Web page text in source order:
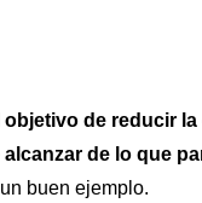
objetivo de reducir
de lo que
buen ejemplo.